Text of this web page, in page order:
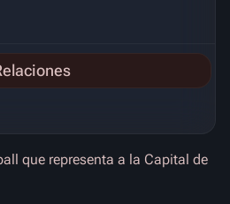
que representa a la Capital de